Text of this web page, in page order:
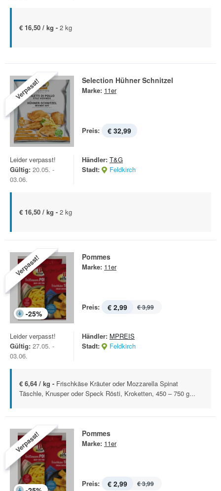
€ 16,50 / kg - 2 kg
Verpasst! Selection Hühner Schnitzel
Marke: 11er
Preis: € 32,99
Leider verpasst!
Gültig: 20.05. -
03.06.
Händler: T&G
Stadt:
Feldkirch
€ 16,50 / kg - 2 kg
Verpasst!
-25%
Pommes
Marke: 11er
Preis: € 2,99 € 3,99
Leider verpasst!
Gültig: 27.05. -
03.06.
Händler: MPREIS
Stadt:
Feldkirch
€ 6,64 / kg - Frischkäse Kräuter oder Mozzarella Spinat
Täschle, Knusper oder Speck Rösti, Kroketten, 450 – 750 g...
Verpasst! Pommes
Marke: 11er
Preis: € 2,99 € 3,99